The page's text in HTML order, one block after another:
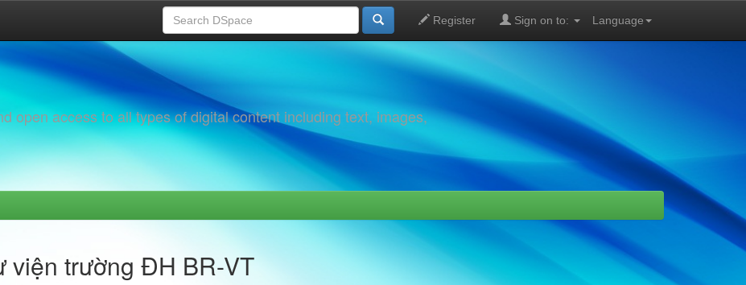
Language
Register Sign on to:
open access to all types of digital content including text, images,
viện trường ĐH BR-VT